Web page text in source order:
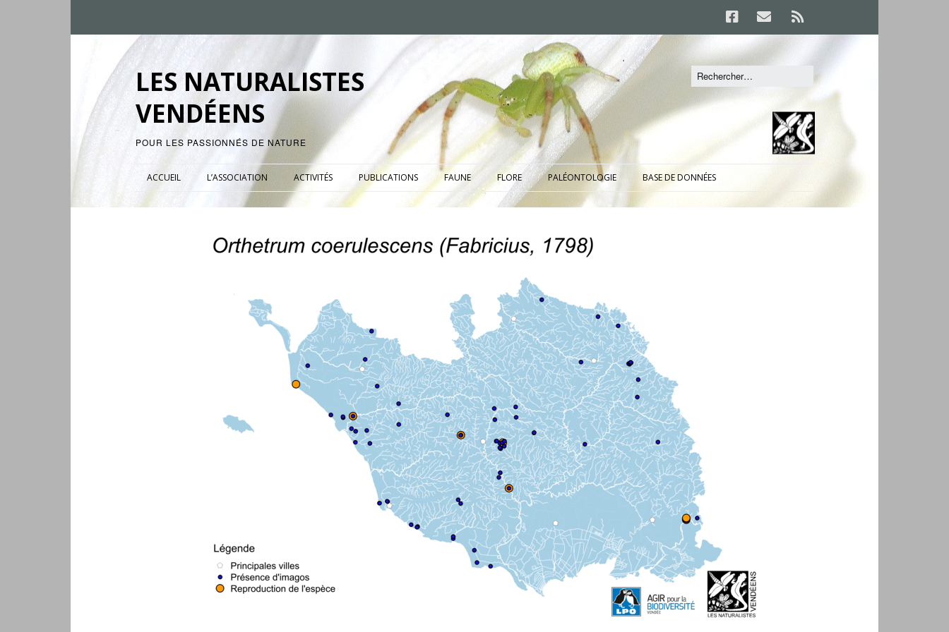
LES NATURALISTES
VENDÉENS
POUR LES PASSIONNÉS DE NATURE
ACCUEIL L’ASSOCIATION ACTIVITÉS PUBLICATIONS FAUNE FLORE PALÉONTOLOGIE BASE DE DONNÉES